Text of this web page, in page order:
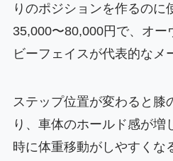
りのポジションを作るのに
35,000〜80,000円で、オー
ビーフェイスが代表的なメ
ステップ位置が変わると膝
り、車体のホールド感が増
時に体重移動がしやすくな